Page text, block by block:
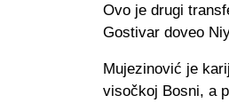
Ovo je drugi
Gostivar doveo
Mujezinović je
visočkoj Bosni, a